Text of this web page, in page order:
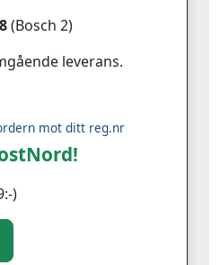
(Bosch 2)
leverans.
mot ditt reg.nr
)